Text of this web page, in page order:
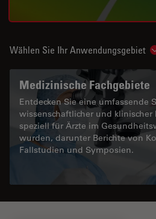
Wählen Sie Ihr Anwendungsgebiet
Medizinische Fachgebiete
Entdecken Sie eine umfassende
wissenschaftlicher und klinischer
speziell für Ärzte im
wurden, darunter Berichte von
Fallstudien und Symposien.